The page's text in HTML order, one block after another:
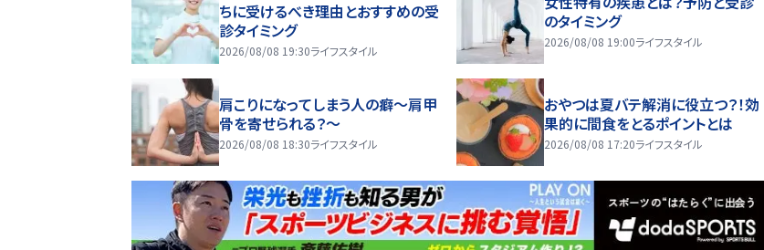
ちに受けるべき理由とおすすめの受
診タイミング
2026/08/08 19:30ライフスタイル
のタイミング
2026/08/08 19:00ライフスタイル
肩こりになってしまう人の癖～肩甲
骨を寄せられる？～
2026/08/08 18:30ライフスタイル
おやつは夏バテ解消に役立つ？！効
果的に間食をとるポイントとは
2026/08/08 17:20ライフスタイル